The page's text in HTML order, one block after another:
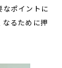
ポイントに
るために押